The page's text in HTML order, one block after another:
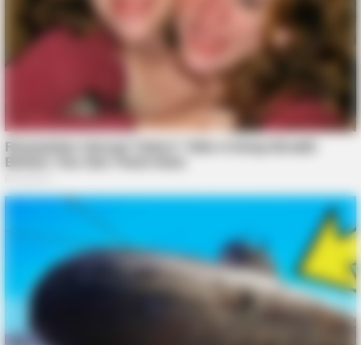
Magnetic Floating Bed: All That Luxury For Mere $1.6 Mil?